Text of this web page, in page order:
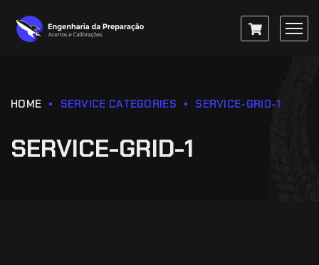
HOME SERVICE CATEGORIES SERVICE-GRID-1
SERVICE-GRID-1